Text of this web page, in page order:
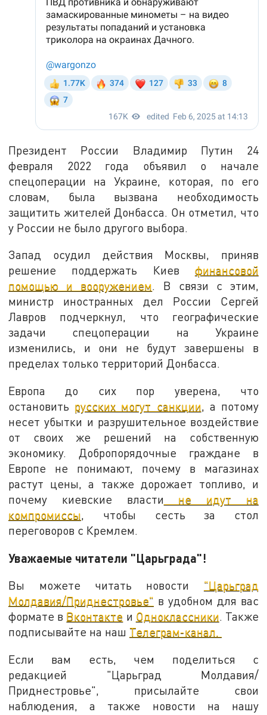
Президент России Владимир Путин 24
февраля 2022 года объявил о начале
спецоперации на Украине, которая, по его
словам, была вызвана необходимость
защитить жителей Донбасса. Он отметил, что
у России не было другого выбора.
Запад осудил действия Москвы, приняв
решение поддержать Киев финансовой
помощью и вооружением. В связи с этим,
министр иностранных дел России Сергей
Лавров подчеркнул, что географические
задачи спецоперации на Украине
изменились, и они не будут завершены в
пределах только территорий Донбасса.
Европа до сих пор уверена, что
остановить русских могут санкции, а потому
несет убытки и разрушительное воздействие
от своих же решений на собственную
экономику. Добропорядочные граждане в
Европе не понимают, почему в магазинах
растут цены, а также дорожает топливо, и
почему киевские власти не идут на
компромиссы, чтобы сесть за стол
переговоров с Кремлем.
Уважаемые читатели "Царьграда"!
Вы можете читать новости "Царьград
Молдавия/Приднестровье" в удобном для вас
формате в Вконтакте и Одноклассники. Также
подписывайте на наш Телеграм-канал.
Если вам есть, чем поделиться с
редакцией "Царьград Молдавия/
Приднестровье", присылайте свои
наблюдения, а также новости на нашу